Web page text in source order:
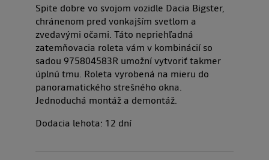
Spite dobre vo svojom vozidle Dacia Bigster,
chránenom pred vonkajším svetlom a
zvedavými očami. Táto nepriehľadná
zatemňovacia roleta vám v kombinácií so
sadou 975804583R umožní vytvoriť takmer
úplnú tmu. Roleta vyrobená na mieru do
panoramatického strešného okna.
Jednoduchá montáž a demontáž.
Dodacia lehota: 12 dní